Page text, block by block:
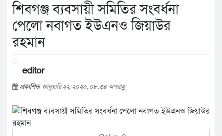
শিবগঞ্জ ব্যবসায়ী সমিতির সংবর্ধনা
পেলো নবাগত ইউএনও জিয়াউর
রহমান
editor
প্রকাশিত জানুয়ারি ২২, ২০২৫, ০৮:৩৪ অপরাহ্ণ